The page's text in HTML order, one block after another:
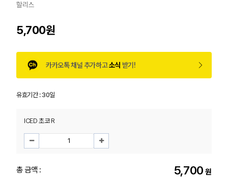
할리스
5,700원
카카오톡 채널 추가하고소식 받기!
유효기간 :30일
ICED 초코 R
총 금액 : 5,700 원